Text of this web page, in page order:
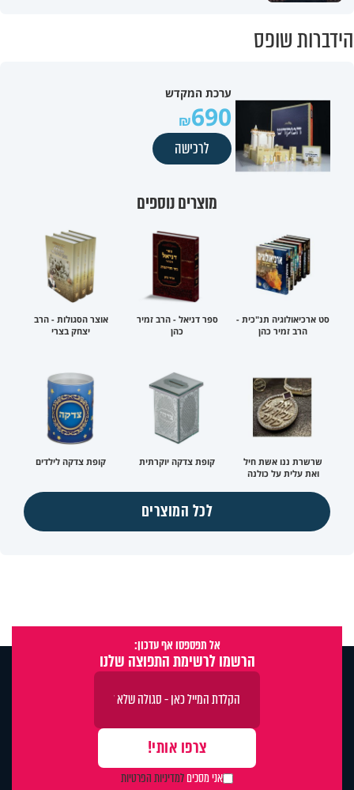
הידברות שופס
ערכת המקדש
690
לרכישה
מוצרים נוספים
סט ארכיאולוגיה תנ"כית -
הרב זמיר כהן
ספר דניאל - הרב זמיר
כהן
אוצר הסגולות - הרב
יצחק בצרי
שרשרת ננו אשת חיל
ואת עלית על כולנה
קופת צדקה יוקרתית קופת צדקה לילדים
לכל המוצרים
אל תפספסו אף עדכון:
הרשמו לרשימת התפוצה שלנו
אני מסכיםלמדיניות הפרטיות